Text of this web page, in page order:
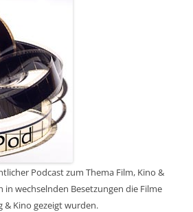
Podcast zum Thema Film, Kino &
in wechselnden Besetzungen die Filme
& Kino gezeigt wurden.